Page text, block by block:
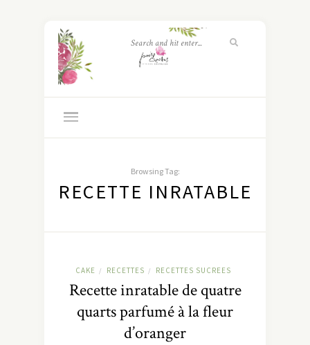
Browsing Tag:
RECETTE INRATABLE
CAKE / RECETTES / RECETTES SUCREES
Recette inratable de quatre
quarts parfumé à la fleur
d’oranger